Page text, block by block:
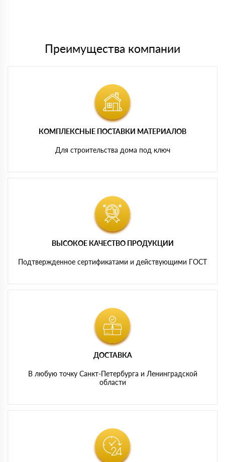
Преимущества компании
КОМПЛЕКСНЫЕ ПОСТАВКИ МАТЕРИАЛОВ
Для строительства дома под ключ
ВЫСОКОЕ КАЧЕСТВО ПРОДУКЦИИ
Подтвержденное сертификатами и действующими ГОСТ
ДОСТАВКА
В любую точку Санкт-Петербурга и Ленинградской
области